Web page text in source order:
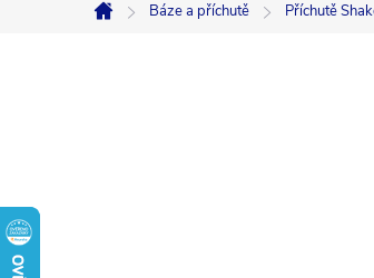
Domů
Báze a příchutě Příchutě